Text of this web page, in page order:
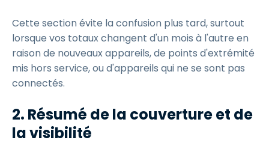
Cette section évite la confusion plus tard, surtout
lorsque vos totaux changent d'un mois à l'autre en
raison de nouveaux appareils, de points d'extrémité
mis hors service, ou d'appareils qui ne se sont pas
connectés.
2. Résumé de la couverture et de
la visibilité